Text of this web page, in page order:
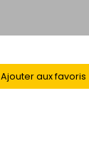
Ajouter aux favoris